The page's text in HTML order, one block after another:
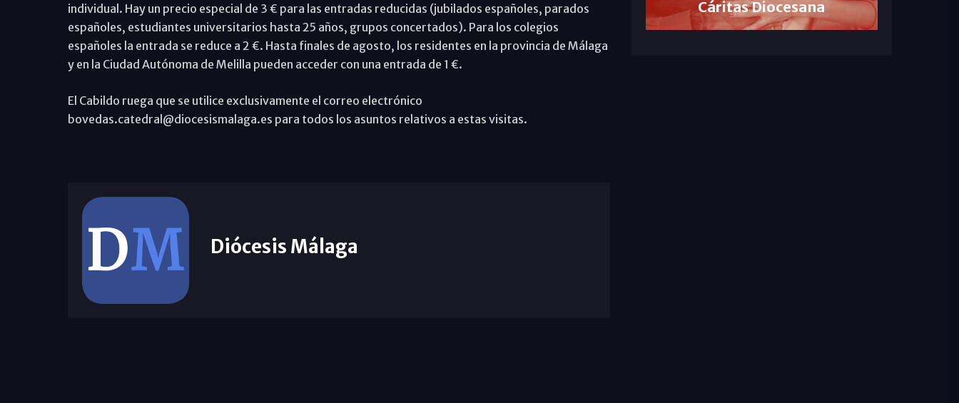
individual. Hay un precio especial de 3 € para las entradas reducidas (jubilados españoles, parados
españoles, estudiantes universitarios hasta 25 años, grupos concertados). Para los colegios
españoles la entrada se reduce a 2 €. Hasta finales de agosto, los residentes en la provincia de Málaga
y en la Ciudad Autónoma de Melilla pueden acceder con una entrada de 1 €.
El Cabildo ruega que se utilice exclusivamente el correo electrónico
bovedas.catedral@diocesismalaga.es para todos los asuntos relativos a estas visitas.
Diócesis Málaga
Cáritas Diocesana